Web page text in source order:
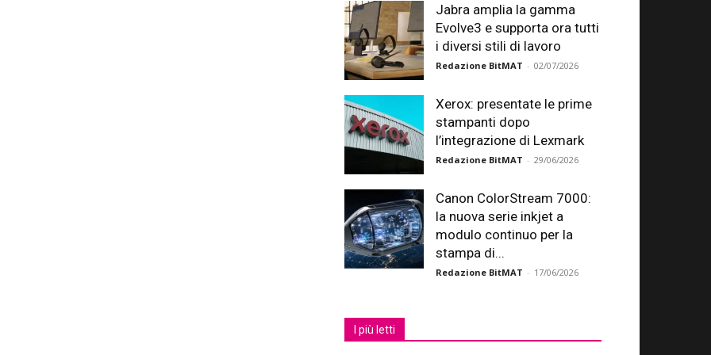
Jabra amplia la gamma
Evolve3 e supporta ora tutti
i diversi stili di lavoro
Redazione BitMAT - 02/07/2026
Xerox: presentate le prime
stampanti dopo
l’integrazione di Lexmark
Redazione BitMAT - 29/06/2026
Canon ColorStream 7000:
la nuova serie inkjet a
modulo continuo per la
stampa di...
Redazione BitMAT - 17/06/2026
I più letti